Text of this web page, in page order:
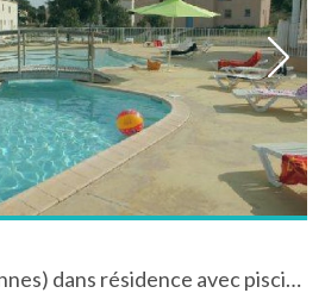
Maison Sauve (Cévennes) dans résidence avec piscine intérieure et extérieure